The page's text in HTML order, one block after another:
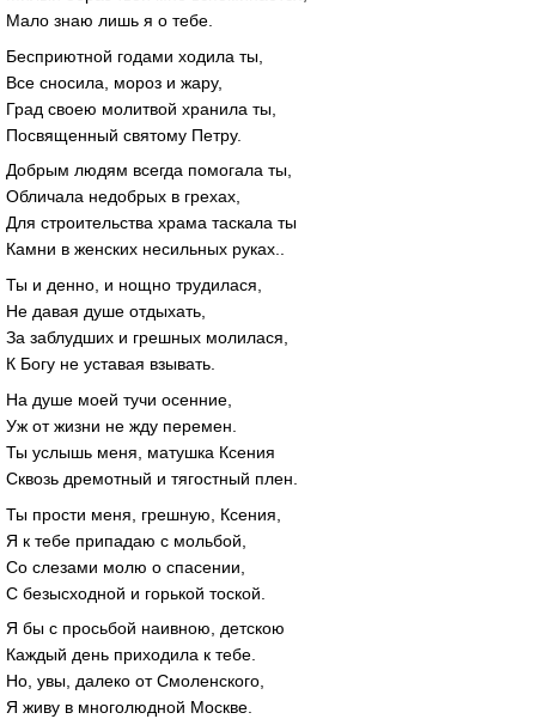
Мало знаю лишь я о тебе.
Бесприютной годами ходила ты,
Все сносила, мороз и жару,
Град своею молитвой хранила ты,
Посвященный святому Петру.
Добрым людям всегда помогала ты,
Обличала недобрых в грехах,
Для строительства храма таскала ты
Камни в женских несильных руках..
Ты и денно, и нощно трудилася,
Не давая душе отдыхать,
За заблудших и грешных молилася,
К Богу не уставая взывать.
На душе моей тучи осенние,
Уж от жизни не жду перемен.
Ты услышь меня, матушка Ксения
Сквозь дремотный и тягостный плен.
Ты прости меня, грешную, Ксения,
Я к тебе припадаю с мольбой,
Со слезами молю о спасении,
С безысходной и горькой тоской.
Я бы с просьбой наивною, детскою
Каждый день приходила к тебе.
Но, увы, далеко от Смоленского,
Я живу в многолюдной Москве.